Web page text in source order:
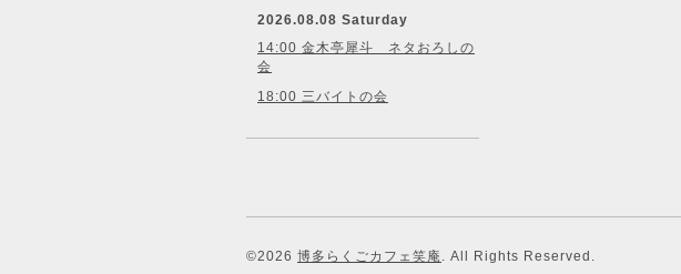
2026.08.08 Saturday
14:00 金木亭犀斗 ネタおろしの
会
18:00 三バイトの会
©2026 博多らくごカフェ笑庵. All Rights Reserved.